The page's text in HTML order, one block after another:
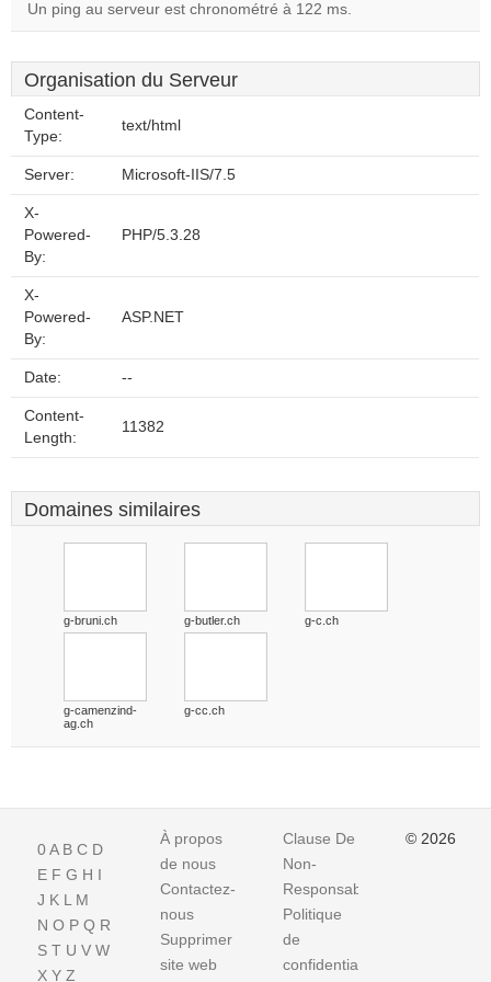
Un ping au serveur est chronométré à 122 ms.
Organisation du Serveur
Content-
Type:
text/html
Server: Microsoft-IIS/7.5
X-
Powered-
By:
PHP/5.3.28
X-
Powered-
By:
ASP.NET
Date: --
Content-
Length:
11382
Domaines similaires
g-bruni.ch g-butler.ch g-c.ch
g-camenzind-
ag.ch
g-cc.ch
0A B C D
E F G H I
J K L M
N O P Q R
S T U V W
X Y Z
À propos
de nous
Contactez-
nous
Supprimer
site web
Clause De
Non-
Responsabilite
Politique
de
confidentialité
© 2026